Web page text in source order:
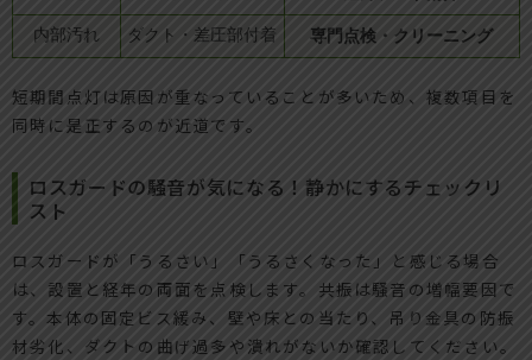
内部汚れ ダクト・差圧部付着 専門点検・クリーニング
短期間点灯は原因が重なっていることが多いため、複数項目を
同時に是正するのが近道です。
ロスガードの騒音が気になる！静かにするチェックリ
スト
ロスガードが「うるさい」「うるさくなった」と感じる場合
は、設置と経年の両面を点検します。共振は騒音の増幅要因で
す。本体の固定ビス緩み、壁や床との当たり、吊り金具の防振
材劣化、ダクトの曲げ過多や潰れがないか確認してください。